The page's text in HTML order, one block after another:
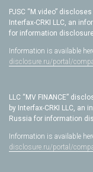
PJSC “M.video”
Interfax-CRKI LLC, an
for information
Information is available
disclosure.ru/portal/
LLC “MV FINANCE”
by Interfax-CRKI LLC,
Russia for information
Information is available
disclosure.ru/portal/